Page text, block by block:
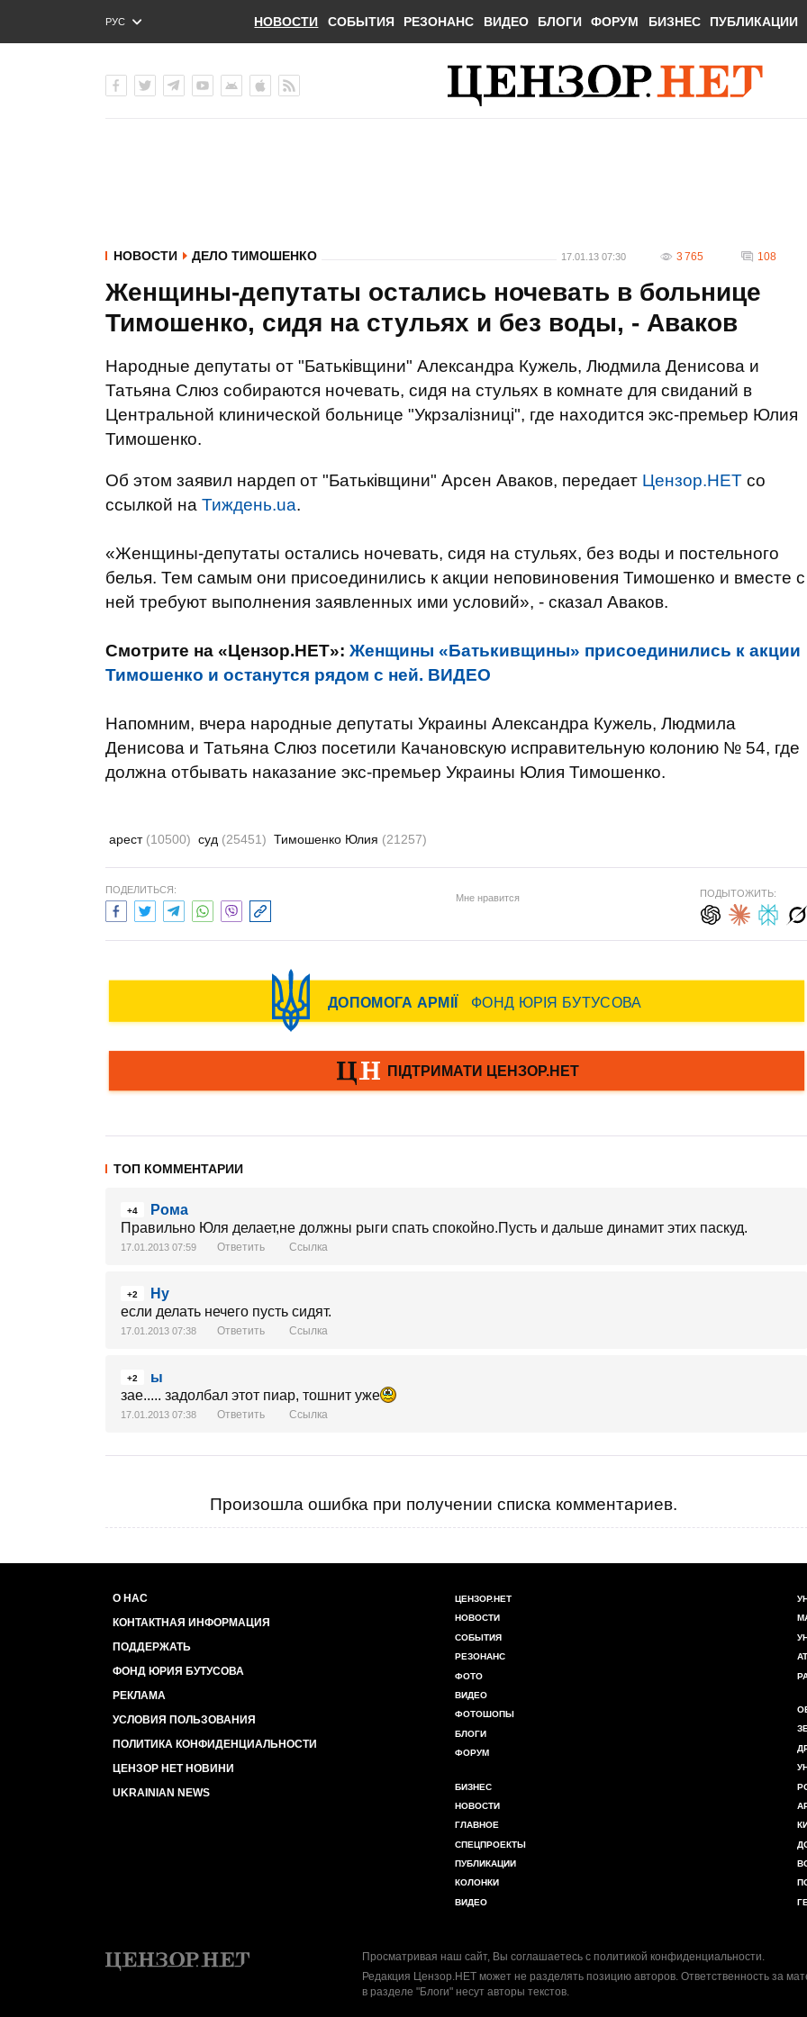
РУС
ENG
НОВОСТИ СОБЫТИЯ РЕЗОНАНС ВИДЕО БЛОГИ ФОРУМ БИЗНЕС ПУБЛИКАЦИИ
НОВОСТИ ДЕЛО ТИМОШЕНКО 17.01.13 07:30 3 765 108
Женщины-депутаты остались ночевать в больнице
Тимошенко, сидя на стульях и без воды, - Аваков
Народные депутаты от "Батьківщини" Александра Кужель, Людмила Денисова и
Татьяна Слюз собираются ночевать, сидя на стульях в комнате для свиданий в
Центральной клинической больнице "Укрзалізниці", где находится экс-премьер Юлия
Тимошенко.
Об этом заявил нардеп от "Батьківщини" Арсен Аваков, передает Цензор.НЕТ со
ссылкой на Тиждень.ua.
«Женщины-депутаты остались ночевать, сидя на стульях, без воды и постельного
белья. Тем самым они присоединились к акции неповиновения Тимошенко и вместе с
ней требуют выполнения заявленных ими условий», - сказал Аваков.
Смотрите на «Цензор.НЕТ»: Женщины «Батькивщины» присоединились к акции
Тимошенко и останутся рядом с ней. ВИДЕО
Напомним, вчера народные депутаты Украины Александра Кужель, Людмила
Денисова и Татьяна Слюз посетили Качановскую исправительную колонию № 54, где
должна отбывать наказание экс-премьер Украины Юлия Тимошенко.
арест (10500) суд (25451) Тимошенко Юлия (21257)
ПОДЕЛИТЬСЯ:
Мне нравится ПОДЫТОЖИТЬ:
ТОП КОММЕНТАРИИ
+4
Рома
Правильно Юля делает,не должны рыги спать спокойно.Пусть и дальше динамит этих паскуд.
17.01.2013 07:59 Ответить Ссылка
+2
Ну
если делать нечего пусть сидят.
17.01.2013 07:38 Ответить Ссылка
+2
ы
зае..... задолбал этот пиар, тошнит уже
17.01.2013 07:38 Ответить Ссылка
Произошла ошибка при получении списка комментариев.
О НАС
КОНТАКТНАЯ ИНФОРМАЦИЯ
ПОДДЕРЖАТЬ
ФОНД ЮРИЯ БУТУСОВА
РЕКЛАМА
УСЛОВИЯ ПОЛЬЗОВАНИЯ
ПОЛИТИКА КОНФИДЕНЦИАЛЬНОСТИ
ЦЕНЗОР НЕТ НОВИНИ
UKRAINIAN NEWS
ЦЕНЗОР.НЕТ
НОВОСТИ
СОБЫТИЯ
РЕЗОНАНС
ФОТО
ВИДЕО
ФОТОШОПЫ
БЛОГИ
ФОРУМ
БИЗНЕС
НОВОСТИ
ГЛАВНОЕ
СПЕЦПРОЕКТЫ
ПУБЛИКАЦИИ
КОЛОНКИ
ВИДЕО
Просматривая наш сайт, Вы соглашаетесь с политикой конфиденциальности.
Редакция Цензор.НЕТ может не разделять позицию авторов. Ответственность за
в разделе "Блоги" несут авторы текстов.